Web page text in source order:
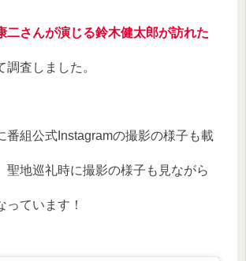
二さんが演じる鈴木健太郎が訪れた
調査しました。
番組公式Instagramの撮影の様子も載
聖地巡礼時に撮影の様子も見ながら
っています！